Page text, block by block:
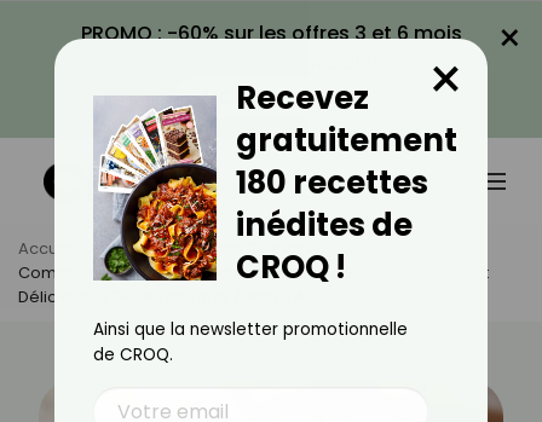
PROMO : -60% sur les offres 3 et 6 mois
VOIR LA PROMO
×
Accueil Actus
Astuces Culinaires
Comment Manger Des Graines De Chia : 10 Façons Faciles Et
Délicieuses De Les Intégrer À Votre Alimentation
Recevez
gratuitement
180 recettes
inédites de
CROQ !
×
Ainsi que la newsletter promotionnelle
de CROQ.